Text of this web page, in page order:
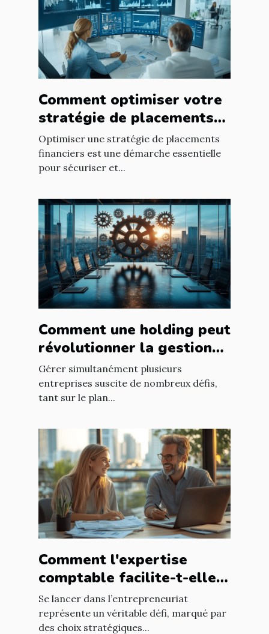
Comment optimiser votre
stratégie de placements
financiers ?
Optimiser une stratégie de placements
financiers est une démarche essentielle
pour sécuriser et...
Comment une holding peut
révolutionner la gestion
d’entreprises multiples ?
Gérer simultanément plusieurs
entreprises suscite de nombreux défis,
tant sur le plan...
Comment l'expertise
comptable facilite-t-elle
le succès des nouveaux
entrepreneurs ?
Se lancer dans l’entrepreneuriat
représente un véritable défi, marqué par
des choix stratégiques...